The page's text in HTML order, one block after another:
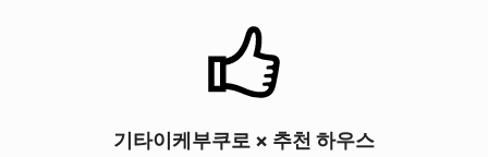
기타이케부쿠로 × 추천 하우스